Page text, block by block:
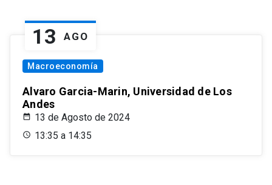
13 AGO
Macroeconomía
Alvaro Garcia-Marin, Universidad de Los
Andes
13 de Agosto de 2024
13:35 a 14:35